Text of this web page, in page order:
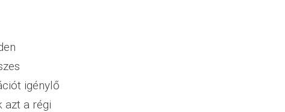
igénylő
azt a régi